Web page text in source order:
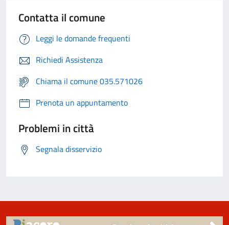
Contatta il comune
Leggi le domande frequenti
Richiedi Assistenza
Chiama il comune 035.571026
Prenota un appuntamento
Problemi in città
Segnala disservizio